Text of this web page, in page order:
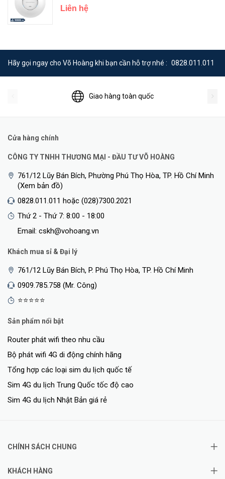
Liên hệ
Hãy gọi ngay cho Võ Hoàng khi bạn cần hỗ trợ nhé : 0828.011.011
Giao hàng toàn quốc
Cửa hàng chính
CÔNG TY TNHH THƯƠNG MẠI - ĐẦU TƯ VÕ HOÀNG
761/12 Lũy Bán Bích, Phường Phú Thọ Hòa, TP. Hồ Chí Minh
(Xem bản đồ)
0828.011.011 hoặc (028)7300.2021
Thứ 2 - Thứ 7: 8:00 - 18:00
Email: cskh@vohoang.vn
Khách mua sỉ & Đại lý
761/12 Lũy Bán Bích, P. Phú Thọ Hòa, TP. Hồ Chí Minh
0909.785.758 (Mr. Công)
⭐⭐⭐⭐⭐
Sản phẩm nổi bật
Router phát wifi theo nhu cầu
Bộ phát wifi 4G di động chính hãng
Tổng hợp các loại sim du lịch quốc tế
Sim 4G du lịch Trung Quốc tốc độ cao
Sim 4G du lịch Nhật Bản giá rẻ
CHÍNH SÁCH CHUNG
KHÁCH HÀNG